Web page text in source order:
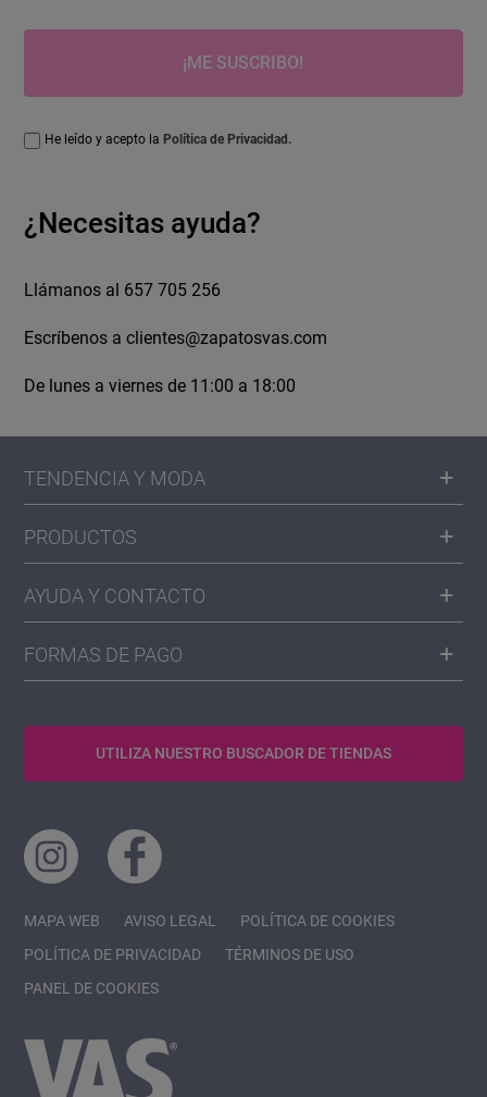
¡ME SUSCRIBO!
He leído y acepto la Política de Privacidad.
¿Necesitas ayuda?
Llámanos al 657 705 256
Escríbenos aclientes@zapatosvas.com
De lunes a viernes de 11:00 a 18:00
TENDENCIA Y MODA
PRODUCTOS
AYUDA Y CONTACTO
FORMAS DE PAGO
UTILIZA NUESTRO BUSCADOR DE TIENDAS
MAPA WEB AVISO LEGAL
POLÍTICA DE COOKIES
POLÍTICA DE PRIVACIDAD
TÉRMINOS DE USO
PANEL DE COOKIES